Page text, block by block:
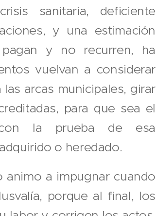
sanitaria, deficiente
y una estimación
y no recurren, ha
vuelvan a considerar
arcas municipales, girar
para que sea el
la prueba de esa
o heredado.
a impugnar cuando
porque al final, los